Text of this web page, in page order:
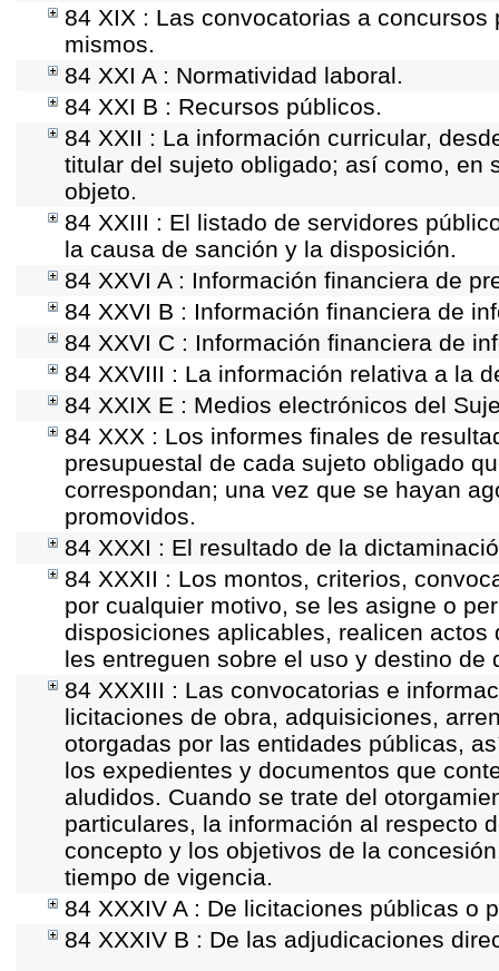
84 XIX : Las convocatorias a
mismos.
84 XXI A : Normatividad laboral.
84 XXI B : Recursos públicos.
84 XXII : La información curricular,
titular del sujeto obligado; así como, en
objeto.
84 XXIII : El listado de servidores
la causa de sanción y la disposición.
84 XXVI A : Información financiera de
84 XXVI B : Información financiera de
84 XXVI C : Información financiera de
84 XXVIII : La información relativa a la
84 XXIX E : Medios electrónicos del
84 XXX : Los informes finales de
presupuestal de cada sujeto obligado
correspondan; una vez que se hayan
promovidos.
84 XXXI : El resultado de la
84 XXXII : Los montos, criterios,
por cualquier motivo, se les asigne o
disposiciones aplicables, realicen
les entreguen sobre el uso y destino de
84 XXXIII : Las convocatorias e
licitaciones de obra, adquisiciones,
otorgadas por las entidades públicas,
los expedientes y documentos que
aludidos. Cuando se trate del
particulares, la información al respecto
concepto y los objetivos de la
tiempo de vigencia.
84 XXXIV A : De licitaciones públicas o
84 XXXIV B : De las adjudicaciones